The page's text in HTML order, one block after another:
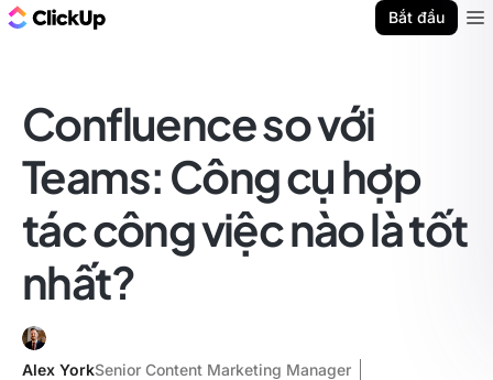
Bắt đầu
Confluence so với
Teams: Công cụ hợp
tác công việc nào là tốt
nhất?
Alex YorkSenior Content Marketing Manager